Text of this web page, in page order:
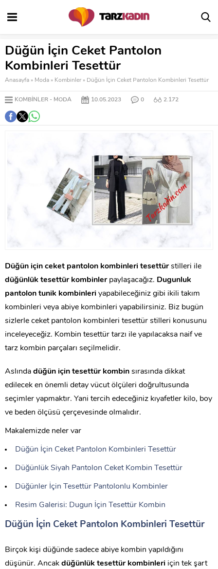
Düğün İçin Ceket Pantolon
Kombinleri Tesettür
Anasayfa » Moda » Kombinler » Düğün İçin Ceket Pantolon Kombinleri Tesettür
KOMBINLER MODA 10.05.2023 0 2.172
Düğün için ceket pantolon kombinleri tesettürstilleri ile
düğünlük tesettür kombinlerpaylaşacağız. Dugunluk
pantolon tunik kombinleri yapabileceğiniz gibi ikili takım
kombinleri veya abiye kombinleri yapabilirsiniz. Biz bugün
sizlerle ceket pantolon kombinleri tesettür stilleri konusunu
inceleyeceğiz. Kombin tesettür tarzı ile yapılacaksa naif ve
tarz kombin parçaları seçilmelidir.
Aslında düğün için tesettür kombin sırasında dikkat
edilecek en önemli detay vücut ölçüleri doğrultusunda
seçimler yapmaktır. Yani tercih edeceğiniz kıyafetler kilo, boy
ve beden ölçüsü çerçevesinde olmalıdır.
Makalemizde neler var
Düğün İçin Ceket Pantolon Kombinleri Tesettür
Düğünlük Siyah Pantolon Ceket Kombin Tesettür
Düğünler İçin Tesettür Pantolonlu Kombinler
Resim Galerisi: Dugun İçin Tesettür Kombin
Düğün İçin Ceket Pantolon Kombinleri Tesettür
Birçok kişi düğünde sadece abiye kombin yapıldığını
düşünür. Ancak düğünlük tesettür kombinleri için tek şart